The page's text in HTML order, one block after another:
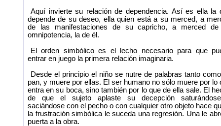
Aquí invierte su relación de dependencia. Así es ella la
depende de su deseo, ella quien está a su merced, a
de las manifestaciones de su capricho, a merced
omnipotencia, la de él.
El orden simbólico es el lecho necesario para que
entrar en juego la primera relación imaginaria.
Desde el principio el niño se nutre de palabras tanto
pan, y muere por ellas. El ser humano no sólo muere por lo
entra en su boca, sino también por lo que de ella sale. El
de que el sujeto aplaste su decepción
saciándose con el pecho o con cualquier otro objeto hace
la frustración simbólica le suceda una regresión. Una le
puerta a la obra.